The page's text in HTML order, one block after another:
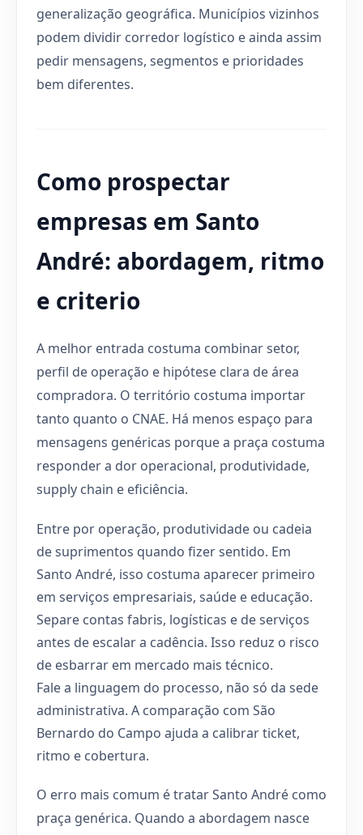
generalização geográfica. Municípios vizinhos
podem dividir corredor logístico e ainda assim
pedir mensagens, segmentos e prioridades
bem diferentes.
Como prospectar
empresas em Santo
André: abordagem, ritmo
e criterio
A melhor entrada costuma combinar setor,
perfil de operação e hipótese clara de área
compradora. O território costuma importar
tanto quanto o CNAE. Há menos espaço para
mensagens genéricas porque a praça costuma
responder a dor operacional, produtividade,
supply chain e eficiência.
Entre por operação, produtividade ou cadeia
de suprimentos quando fizer sentido. Em
Santo André, isso costuma aparecer primeiro
em serviços empresariais, saúde e educação.
Separe contas fabris, logísticas e de serviços
antes de escalar a cadência. Isso reduz o risco
de esbarrar em mercado mais técnico.
Fale a linguagem do processo, não só da sede
administrativa. A comparação com São
Bernardo do Campo ajuda a calibrar ticket,
ritmo e cobertura.
O erro mais comum é tratar Santo André como
praça genérica. Quando a abordagem nasce